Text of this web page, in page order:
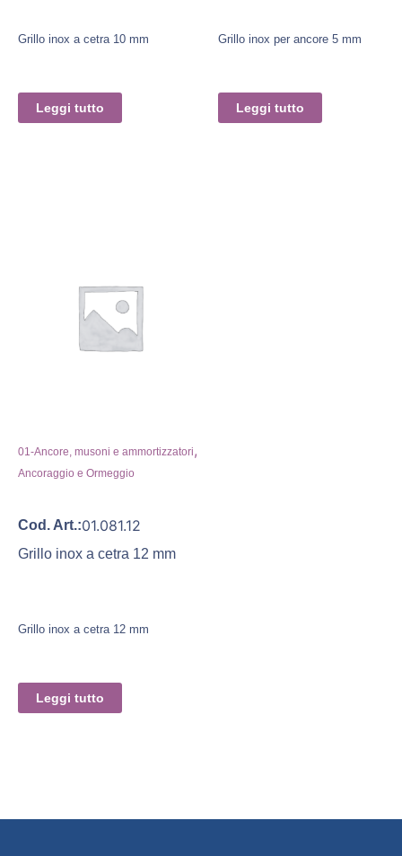
Grillo inox a cetra 10 mm
Leggi tutto
Grillo inox per ancore 5 mm
Leggi tutto
01-Ancore, musoni e ammortizzatori,
Ancoraggio e Ormeggio
Cod. Art.:01.081.12
Grillo inox a cetra 12 mm
Grillo inox a cetra 12 mm
Leggi tutto